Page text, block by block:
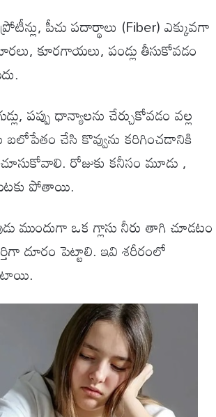
పీచు పదార్థాలు (Fiber) ఎక్కువగా
కూరగాయలు, పండ్లు తీసుకోవడం
పప్పు ధాన్యాలను చేర్చుకోవడం వల్ల
చేసి కొవ్వును కరిగించడానికి
రోజుకు కనీసం మూడు ,
పోతాయి.
ఒక గ్లాసు నీరు తాగి చూడటం
దూరం పెట్టాలి. ఇవి శరీరంలో